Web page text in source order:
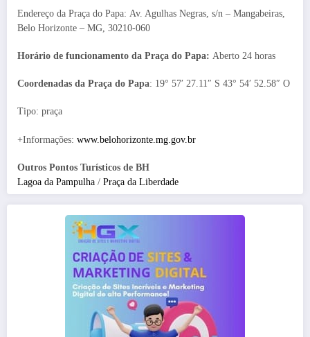
Endereço da Praça do Papa: Av. Agulhas Negras, s/n – Mangabeiras,
Belo Horizonte – MG, 30210-060
Horário de funcionamento da Praça do Papa: Aberto 24 horas
Coordenadas da Praça do Papa: 19° 57′ 27.11″ S 43° 54′ 52.58″ O
Tipo: praça
+Informações: www.belohorizonte.mg.gov.br
Outros Pontos Turísticos de BH
Lagoa da Pampulha / Praça da Liberdade